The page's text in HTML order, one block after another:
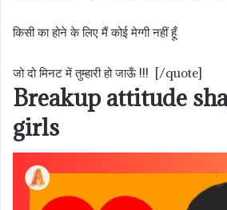
किसी का होने के लिए मैं कोई मेग्गी नहीं हूँ
जो दो मिनट में तुम्हारी हो जाऊँ !!! [/quote]
Breakup attitude
girls